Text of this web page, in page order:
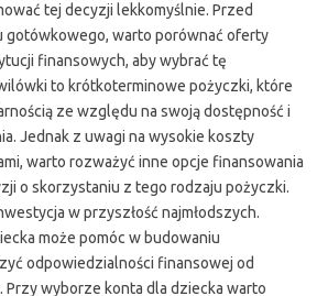
tej decyzji lekkomyślnie. Przed
gotówkowego, warto porównać oferty
finansowych, aby wybrać tę
to krótkoterminowe pożyczki, które
ze względu na swoją dostępność i
Jednak z uwagi na wysokie koszty
warto rozważyć inne opcje finansowania
o skorzystaniu z tego rodzaju pożyczki.
w przyszłość najmłodszych.
może pomóc w budowaniu
odpowiedzialności finansowej od
Przy wyborze konta dla dziecka warto